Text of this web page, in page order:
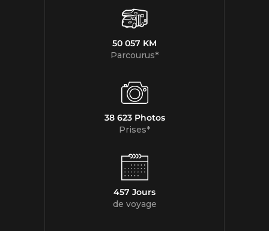
50 057 KM
Parcourus*
38 623 Photos
Prises*
457 Jours
de voyage